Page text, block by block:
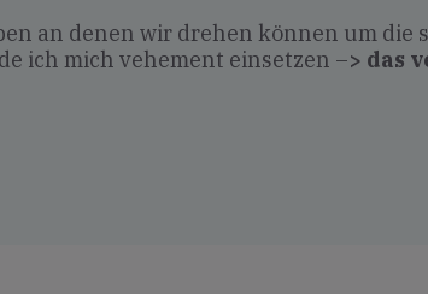
an denen wir drehen können um die
ich mich vehement einsetzen –> das